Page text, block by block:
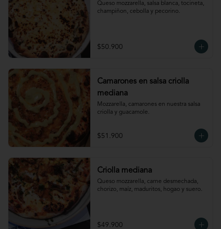
Queso mozzarella, salsa blanca, tocineta,
champiñon, cebolla y pecorino.
$50.900
Camarones en salsa criolla
mediana
Mozzarella, camarones en nuestra salsa
criolla y guacamole.
$51.900
Criolla mediana
Queso mozzarella, carne desmechada,
chorizo, maíz, maduritos, hogao y suero.
$49.900